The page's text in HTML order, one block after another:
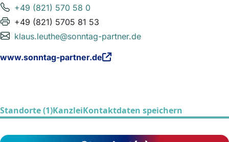
+49 (821) 570 58 0
+49 (821) 5705 81 53
klaus.leuthe@sonntag-partner.de
www.sonntag-partner.de
Standorte (1)KanzleiKontaktdaten speichern